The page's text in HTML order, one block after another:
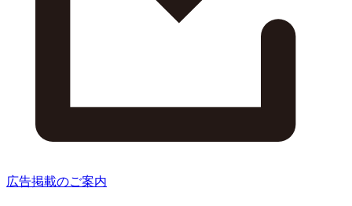
広告掲載のご案内